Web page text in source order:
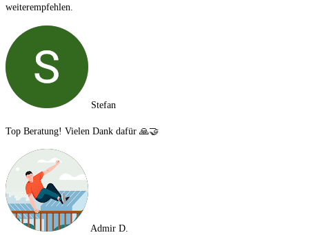
weiterempfehlen.
Stefan
Top Beratung! Vielen Dank dafür 🙏🤝
Admir D.